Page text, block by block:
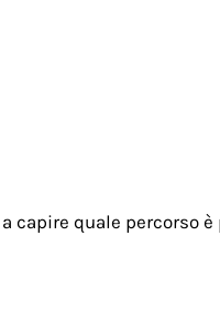
capire quale percorso è